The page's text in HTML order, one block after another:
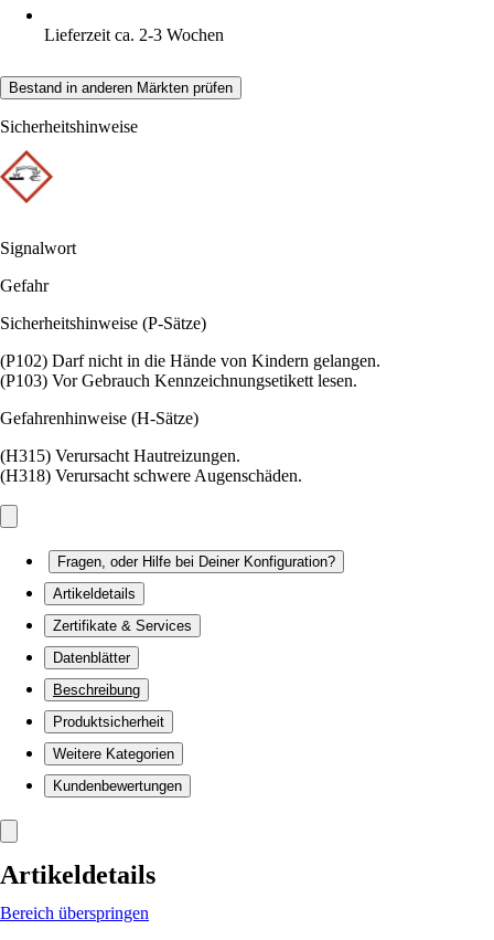
Lieferzeit ca. 2-3 Wochen
Bestand in anderen Märkten prüfen
Sicherheitshinweise
Signalwort
Gefahr
Sicherheitshinweise (P-Sätze)
(P102) Darf nicht in die Hände von Kindern gelangen.
(P103) Vor Gebrauch Kennzeichnungsetikett lesen.
Gefahrenhinweise (H-Sätze)
(H315) Verursacht Hautreizungen.
(H318) Verursacht schwere Augenschäden.
Fragen, oder Hilfe bei Deiner Konfiguration?
Artikeldetails
Zertifikate & Services
Datenblätter
Beschreibung
Produktsicherheit
Weitere Kategorien
Kundenbewertungen
Artikeldetails
Bereich überspringen